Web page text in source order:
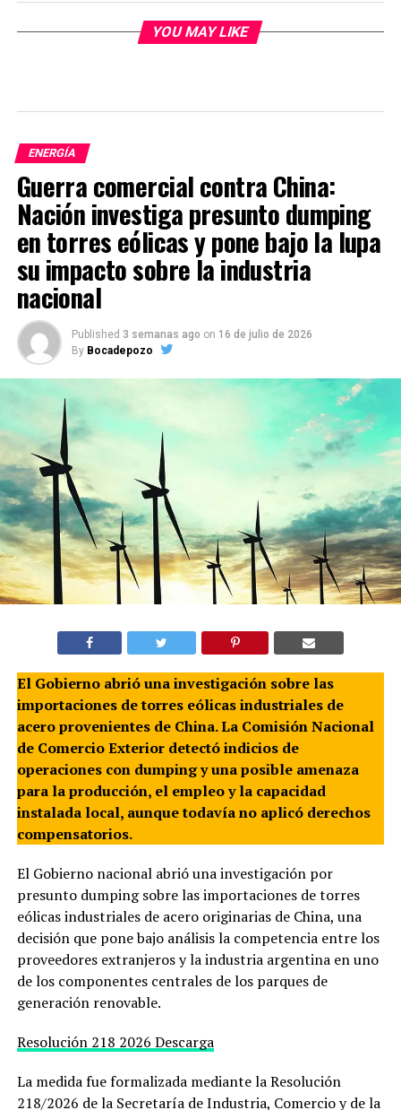
YOU MAY LIKE
ENERGÍA
Guerra comercial contra China:
Nación investiga presunto dumping
en torres eólicas y pone bajo la lupa
su impacto sobre la industria
nacional
Published 3 semanas ago on 16 de julio de 2026
By Bocadepozo
El Gobierno abrió una investigación sobre las
importaciones de torres eólicas industriales de
acero provenientes de China. La Comisión Nacional
de Comercio Exterior detectó indicios de
operaciones con dumping y una posible amenaza
para la producción, el empleo y la capacidad
instalada local, aunque todavía no aplicó derechos
compensatorios.
El Gobierno nacional abrió una investigación por
presunto dumping sobre las importaciones de torres
eólicas industriales de acero originarias de China, una
decisión que pone bajo análisis la competencia entre los
proveedores extranjeros y la industria argentina en uno
de los componentes centrales de los parques de
generación renovable.
Resolución 218 2026 Descarga
La medida fue formalizada mediante la Resolución
218/2026 de la Secretaría de Industria, Comercio y de la